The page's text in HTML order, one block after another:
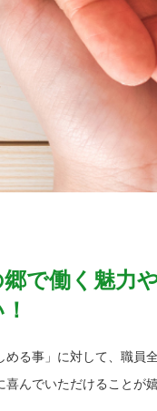
で働く魅力
める事」に対して、職員
んでいただけることが嬉